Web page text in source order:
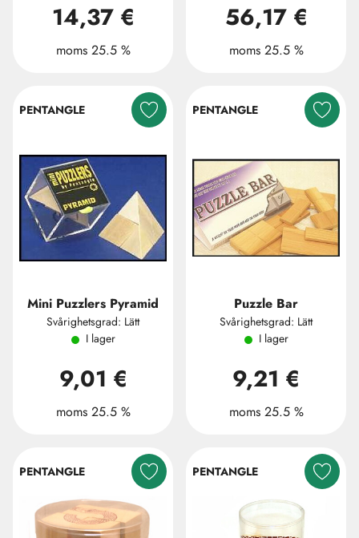
14,37 €
moms 25.5 %
56,17 €
moms 25.5 %
PENTANGLE
Mini Puzzlers Pyramid
Svårighetsgrad: Lätt
I lager
9,01 €
moms 25.5 %
PENTANGLE
Puzzle Bar
Svårighetsgrad: Lätt
I lager
9,21 €
moms 25.5 %
PENTANGLE PENTANGLE